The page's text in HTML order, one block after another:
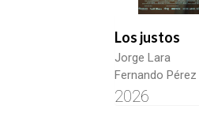
Los justos
Jorge Lara
Fernando Pérez
2026